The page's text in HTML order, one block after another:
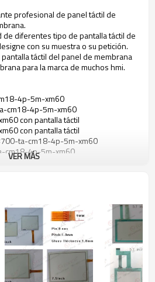
profesional de panel táctil de
de diferentes tipo de pantalla táctil de
con su muestra o su petición.
táctil del panel de membrana
para la marca de muchos hmi.
4p-5m-xm60
cm18-4p-5m-xm60
con pantalla táctil
con pantalla táctil
ta-cm18-4p-5m-xm60
cm18-4p-5m-xm60
ta-cm18-4p-5m-xm60
apl3700-ta-cm18-4p-5m-xm60
ta-cm18-4p-5m-xm60
de la pantalla táctil
VER MÁS